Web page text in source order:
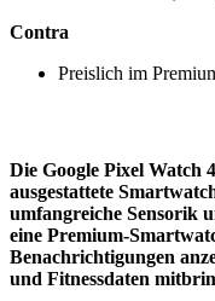
Contra
Preislich im
Die Google Pixel Watch
ausgestattete
umfangreiche Sensorik
eine Premium-
Benachrichtigungen
und Fitnessdaten